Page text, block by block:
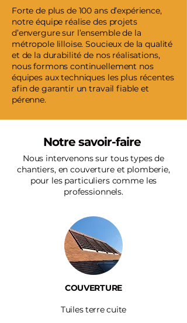
Forte de plus de 100 ans d’expérience,
notre équipe réalise des projets
d’envergure sur l’ensemble de la
métropole lilloise. Soucieux de la qualité
et de la durabilité de nos réalisations,
nous formons continuellement nos
équipes aux techniques les plus récentes
afin de garantir un travail fiable et
pérenne.
Notre savoir-faire
Nous intervenons sur tous types de
chantiers, en couverture et plomberie,
pour les particuliers comme les
professionnels.
COUVERTURE
Tuiles terre cuite